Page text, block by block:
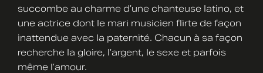
succombe au charme d’une chanteuse latino, et
une actrice dont le mari musicien flirte de façon
inattendue avec la paternité. Chacun à sa façon
recherche la gloire, l’argent, le sexe et parfois
même l’amour.